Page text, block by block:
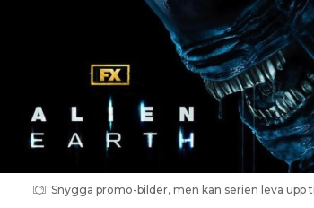
Snygga promo-bilder, men kan serien leva upp